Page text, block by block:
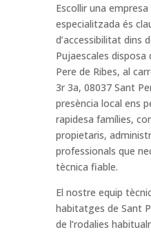
Escollir una
especialitzada és
d’accessibilitat dins
Pujaescales disposa
Pere de Ribes, al
3r 3a, 08037 Sant
presència local ens
rapidesa famílies,
propietaris,
professionals que
tècnica fiable.
El nostre equip
habitatges de Sant
de l’rodalies